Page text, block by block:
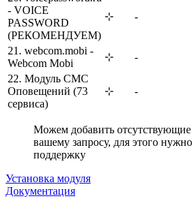
- VOICE
PASSWORD
(РЕКОМЕНДУЕМ)
⊹ -
21. webcom.mobi -
Webcom Mobi
⊹ -
22. Модуль СМС
Оповещений (73
сервиса)
⊹ -
Можем добавить
вашему запросу, для этого нужно
поддержку
Установка модуля
Документация